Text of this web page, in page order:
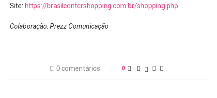
Site: https://brasilcentershopping.com.br/shopping.php
Colaboração: Prezz Comunicação
0 comentários 0